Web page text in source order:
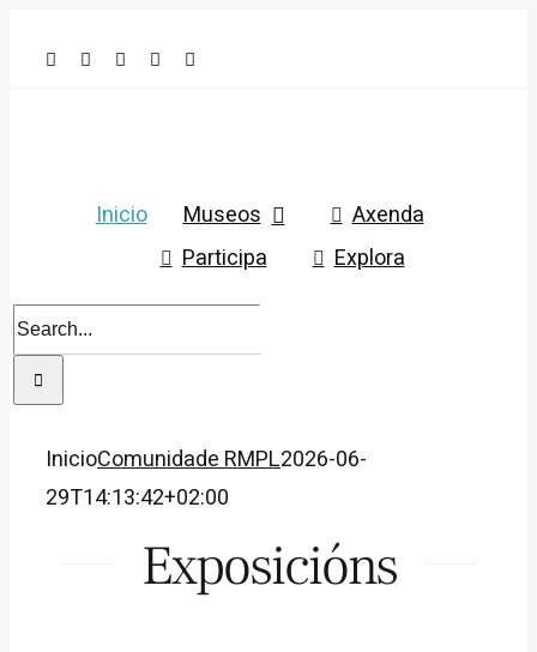
Inicio Museos
Axenda
Participa
Explora
Search
for:
InicioComunidade RMPL2026-06-
29T14:13:42+02:00
Exposicións